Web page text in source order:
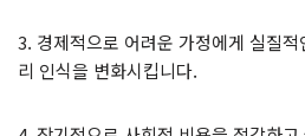
3. 경제적으로 어려운 가정에게 실질
리 인식을 변화시킵니다.